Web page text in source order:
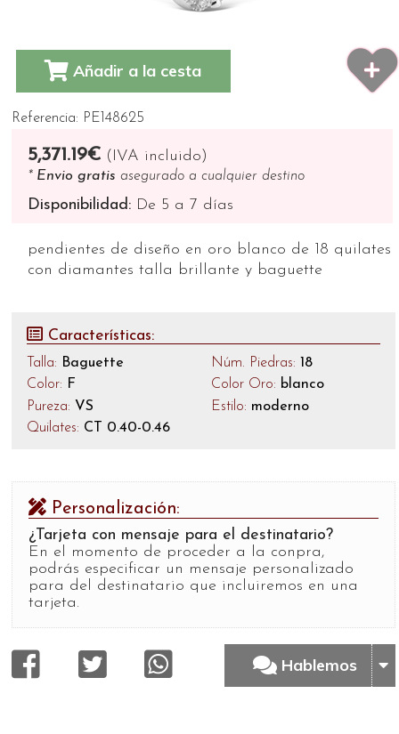
Añadir a la cesta
Referencia: PE148625
5,371.19€ (IVA incluido)
* Envio gratis asegurado a cualquier destino
Disponibilidad: De 5 a 7 días
pendientes de diseño en oro blanco de 18 quilates
con diamantes talla brillante y baguette
Características:
Talla: Baguette
Color: F
Pureza: VS
Quilates: CT 0.40-0.46
Núm. Piedras: 18
Color Oro: blanco
Estilo: moderno
Personalización:
¿Tarjeta con mensaje para el destinatario?
En el momento de proceder a la conpra,
podrás especificar un mensaje personalizado
para del destinatario que incluiremos en una
tarjeta.
Hablemos